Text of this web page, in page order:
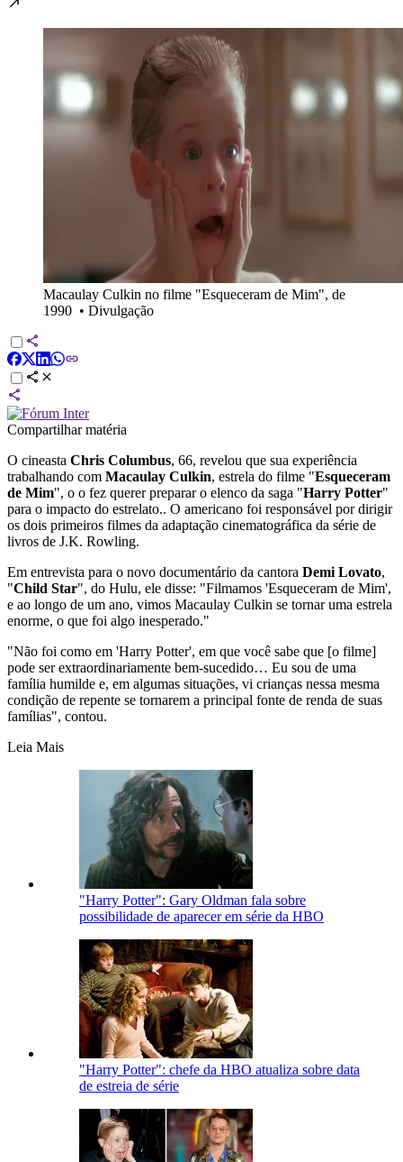
Macaulay Culkin no filme "Esqueceram de Mim", de
1990 • Divulgação
Compartilhar matéria
O cineasta Chris Columbus, 66, revelou que sua experiência
trabalhando com Macaulay Culkin, estrela do filme "Esqueceram
de Mim", o o fez querer preparar o elenco da saga "Harry Potter"
para o impacto do estrelato.. O americano foi responsável por dirigir
os dois primeiros filmes da adaptação cinematográfica da série de
livros de J.K. Rowling.
Em entrevista para o novo documentário da cantora Demi Lovato,
"Child Star", do Hulu, ele disse: "Filmamos 'Esqueceram de Mim',
e ao longo de um ano, vimos Macaulay Culkin se tornar uma estrela
enorme, o que foi algo inesperado."
"Não foi como em 'Harry Potter', em que você sabe que [o filme]
pode ser extraordinariamente bem-sucedido… Eu sou de uma
família humilde e, em algumas situações, vi crianças nessa mesma
condição de repente se tornarem a principal fonte de renda de suas
famílias", contou.
Leia Mais
"Harry Potter": Gary Oldman fala sobre
possibilidade de aparecer em série da HBO
"Harry Potter": chefe da HBO atualiza sobre data
de estreia de série